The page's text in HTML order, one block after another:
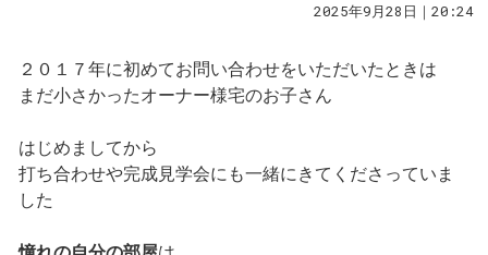
2025年9月28日｜20:24
２０１７年に初めてお問い合わせをいただいたときは
まだ小さかったオーナー様宅のお子さん
はじめましてから
打ち合わせや完成見学会にも一緒にきてくださっていま
した